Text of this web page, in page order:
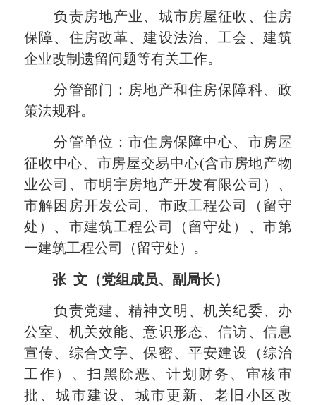
负责房地产业、城市房屋征收、住房
保障、住房改革、建设法治、工会、建筑
企业改制遗留问题等有关工作。
分管部门：房地产和住房保障科、政
策法规科。
分管单位：市住房保障中心、市房屋
征收中心、市房屋交易中心(含市房地产物
业公司、市明宇房地产开发有限公司）、
市解困房开发公司、市政工程公司（留守
处）、市建筑工程公司（留守处）、市第
一建筑工程公司（留守处）。
张 文（党组成员、副局长）
负责党建、精神文明、机关纪委、办
公室、机关效能、意识形态、信访、信息
宣传、综合文字、保密、平安建设（综治
工作）、扫黑除恶、计划财务、审核审
批、城市建设、城市更新、老旧小区改